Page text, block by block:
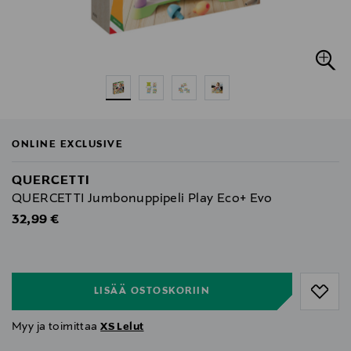
ONLINE EXCLUSIVE
QUERCETTI
QUERCETTI Jumbonuppipeli Play Eco+ Evo
Original Price
32,99 €
LISÄÄ OSTOSKORIIN
Myy ja toimittaaXS Lelut